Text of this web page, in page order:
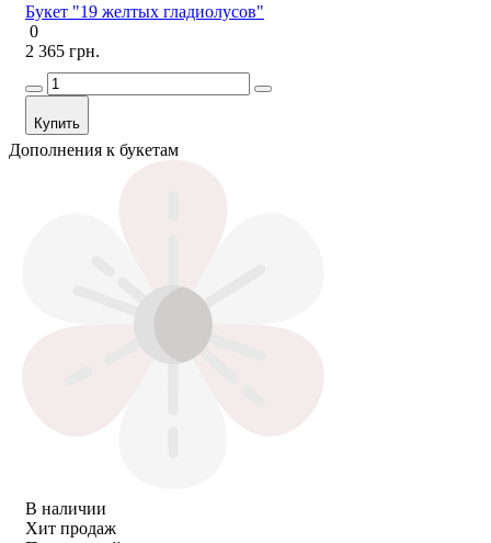
Букет "19 желтых гладиолусов"
0
2 365 грн.
Купить
Дополнения к букетам
В наличии
Хит продаж